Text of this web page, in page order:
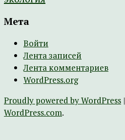
Мета
Войти
Лента записей
Лента комментариев
WordPress.org
Proudly powered by WordPress |
WordPress.com.